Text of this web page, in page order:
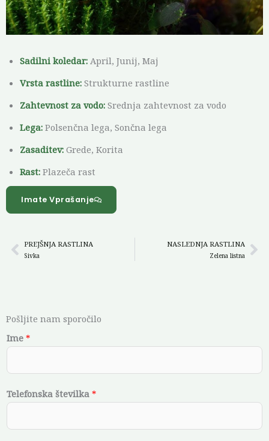
Sadilni koledar:April, Junij, Maj
Vrsta rastline:Strukturne rastline
Zahtevnost za vodo:Srednja zahtevnost za vodo
Lega:Polsenčna lega, Sončna lega
Zasaditev:Grede, Korita
Rast:Plazeča rast
Imate Vprašanje
Prev
PREJŠNJA RASTLINA
Sivka
NASLEDNJA RASTLINA
Zelena listna
Pošljite nam sporočilo
Ime *
Telefonska številka *